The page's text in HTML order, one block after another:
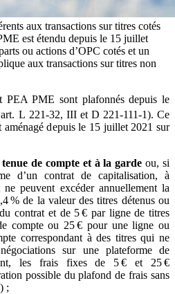
aux transactions sur titres cotés
est étendu depuis le 15 juillet
ou actions d’OPC cotés et un
aux transactions sur titres non
PME sont plafonnés depuis le
L 221-32, III et D 221-111-1). Ce
depuis le 15 juillet 2021 sur
tenue de compte et à la garde ou, si
d’un contrat de capitalisation, à
ne peuvent excéder annuellement la
% de la valeur des titres détenus ou
contrat et de 5 € par ligne de titres
compte ou 25 € pour une ligne ou
correspondant à des titres qui ne
sur une plateforme de
les frais fixes de 5 € et 25 €
possible du plafond de frais sans
;